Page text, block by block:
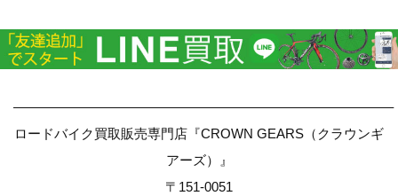
————————————————————————————–
ロードバイク買取販売専門店『CROWN GEARS（クラウンギ
アーズ）』
〒151-0051